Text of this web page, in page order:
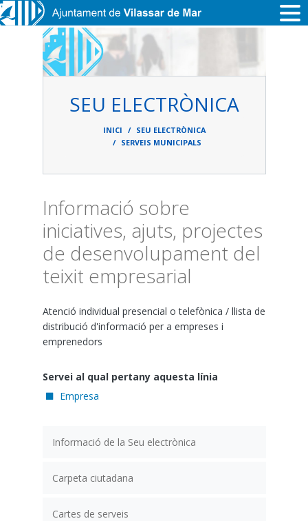
Vés al contingut
SEU ELECTRÒNICA
d'ariadna
INICI
SEU ELECTRÒNICA
SERVEIS MUNICIPALS
Informació de la Seu electrònica
Carpeta ciutadana
Cartes de serveis
Informació sobre
iniciatives, ajuts, projectes
de desenvolupament del
teixit empresarial
Atenció individual presencial o telefònica / llista de
distribució d'informació per a empreses i
emprenedors
Servei al qual pertany aquesta línia
Empresa